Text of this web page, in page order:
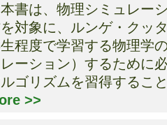
書は、物理シミュレー
対象に、ルンゲ・クッ
程度で学習する物理学
レーション）するために
ゴリズムを習得するこ
>>